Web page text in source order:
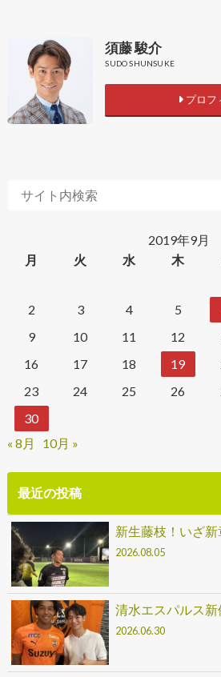
須藤 駿介
SUDO SHUNSUKE
プロフ
2019年9月
月
火 水 木
2
3 4 5
9
10 11 12
16
17 18 19
23
24 25 26
30
« 8月
10月 »
最近の投稿
新生藤枝！いざ新
2026.08.05
清水エスパルス新
2026.06.30